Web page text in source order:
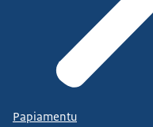
Papiamentu